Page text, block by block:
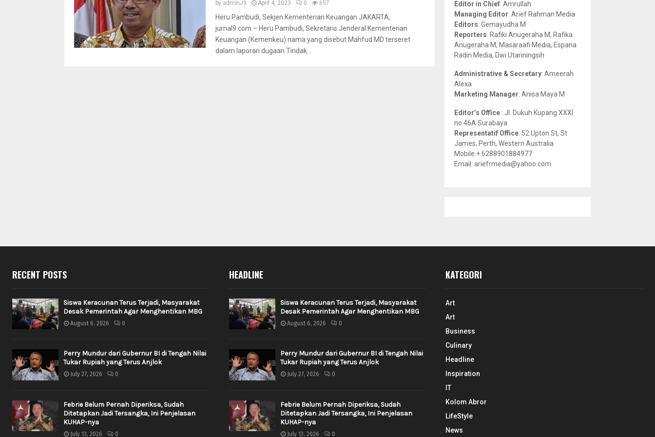
by adminJ9 April 4, 2023 0 657
Heru Pambudi, Sekjen Kementerian Keuangan JAKARTA,
jurnal9.com – Heru Pambudi, Sekretaris Jenderal Kementerian
Keuangan (Kemenkeu) nama yang disebut Mahfud MD terseret
dalam laporan dugaan Tindak...
r
:
R
H
Editor in Chief: Amrullah
Managing Editor: Arief Rahman Media
Editors: Gemayudha M
Reporters: Rafiki Anugeraha M, Rafika
Anugeraha M, Masaraafi Media, Espana
Radin Media, Dwi Utariningsih
Administrative & Secretary: Ameerah
Alexa
Marketing Manager: Anisa Maya M
Editor’s Office : Jl. Dukuh Kupang XXXI
no.46A Surabaya
Representatif Office: 52 Upton St, St
James, Perth, Western Australia
Mobile:+ 6288901884977
Email: ariefrmedia@yahoo.com
RECENT POSTS
Siswa Keracunan Terus Terjadi, Masyarakat
Desak Pemerintah Agar Menghentikan MBG
August 6, 2026 0
Perry Mundur dari Gubernur BI di Tengah Nilai
Tukar Rupiah yang Terus Anjlok
July 27, 2026 0
Febrie Belum Pernah Diperiksa, Sudah
Ditetapkan Jadi Tersangka, Ini Penjelasan
KUHAP-nya
July 13, 2026 0
HEADLINE
Siswa Keracunan Terus Terjadi, Masyarakat
Desak Pemerintah Agar Menghentikan MBG
August 6, 2026 0
Perry Mundur dari Gubernur BI di Tengah Nilai
Tukar Rupiah yang Terus Anjlok
July 27, 2026 0
Febrie Belum Pernah Diperiksa, Sudah
Ditetapkan Jadi Tersangka, Ini Penjelasan
KUHAP-nya
July 13, 2026 0
KATEGORI
Art
Art
Business
Culinary
Headline
Inspiration
IT
Kolom Abror
LifeStyle
News